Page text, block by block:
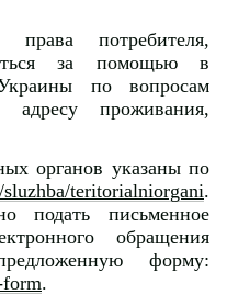
потребителя,
за помощью в
по вопросам
проживания,
органов указаны по
sluzhba/teritorialniorgani.
подать письменное
обращения
форму:
form.